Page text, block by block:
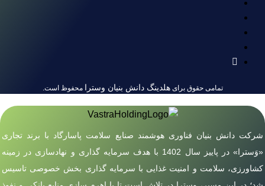
تمامی حقوق برایهلدینگ دانش بنیان وسترا محفوظ است.
شرکت دانش بنیان فناوری هوشمند صنایع سلامت پاسارگاد با برند تجاری
«وَسترا» در پاییز سال 1402 با هدف سرمایه گذاری و نهادسازی در زمینه
کشاورزی، سلامت و امنیت غذایی با سرمایه گذاری بخش خصوصی تاسیس